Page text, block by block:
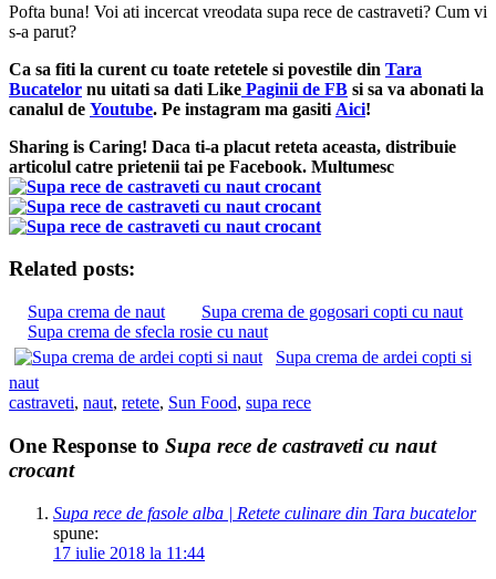
Pofta buna! Voi ati incercat vreodata supa rece de castraveti? Cum vi
s-a parut?
Ca sa fiti la curent cu toate retetele si povestile din Tara
Bucatelor nu uitati sa dati Like Paginii de FB si sa va abonati la
canalul de Youtube. Pe instagram ma gasiti Aici!
Sharing is Caring! Daca ti-a placut reteta aceasta, distribuie
articolul catre prietenii tai pe Facebook. Multumesc
Related posts:
Supa crema de naut
Supa crema de gogosari copti cu naut
Supa crema de sfecla rosie cu naut
Supa crema de ardei copti si
naut
castraveti, naut, retete, Sun Food, supa rece
One Response to Supa rece de castraveti cu naut
crocant
Supa rece de fasole alba | Retete culinare din Tara bucatelor
spune:
17 iulie 2018 la 11:44